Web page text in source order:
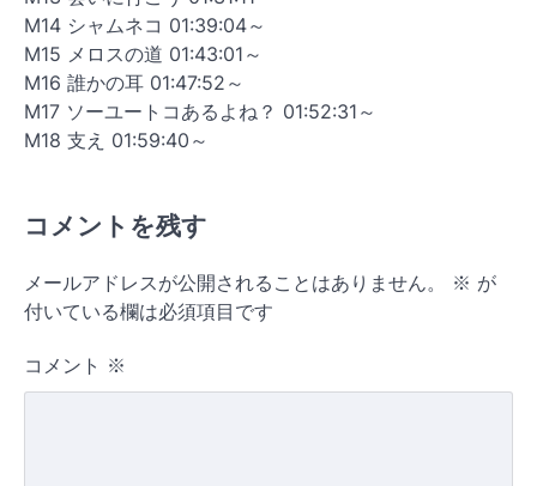
M14 シャムネコ 01:39:04～
M15 メロスの道 01:43:01～
M16 誰かの耳 01:47:52～
M17 ソーユートコあるよね？ 01:52:31～
M18 支え 01:59:40～
コメントを残す
メールアドレスが公開されることはありません。 ※ が
付いている欄は必須項目です
コメント ※